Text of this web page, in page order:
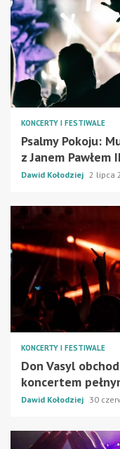
KONCERTY I FESTIWALE
Psalmy Pokoju:
z Janem Pawłem II
Dawid Kołodziej 2 lipca
KONCERTY I FESTIWALE
Don Vasyl
koncertem
Dawid Kołodziej 30